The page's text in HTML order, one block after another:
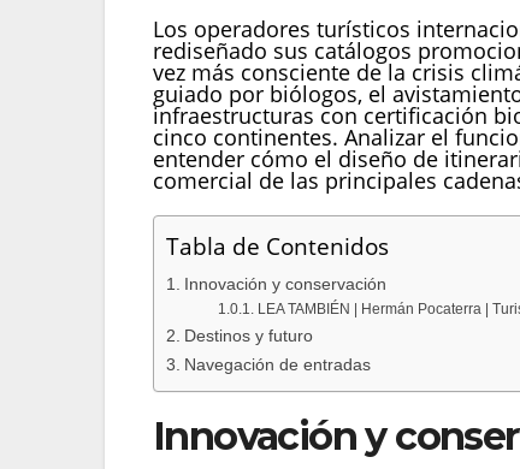
Los operadores turísticos
rediseñado sus catálogos
vez más consciente de la crisis
guiado por biólogos, el
infraestructuras con certificación
cinco continentes. Analizar el
entender cómo el diseño de
comercial de las principales
Tabla de Contenidos
Innovación y conservación
LEA TAMBIÉN | Hermán Pocaterra |
Destinos y futuro
Navegación de entradas
Innovación y